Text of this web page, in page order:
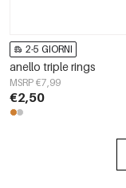
2-5 GIORNI
anello triple rings
MSRP €7,99
€2,50